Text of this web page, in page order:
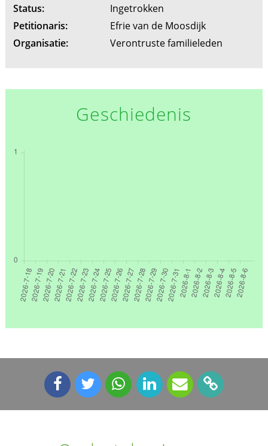
Status:
Ingetrokken
Petitionaris:
Efrie van de Moosdijk
Organisatie:
Verontruste familieleden
Geschiedenis